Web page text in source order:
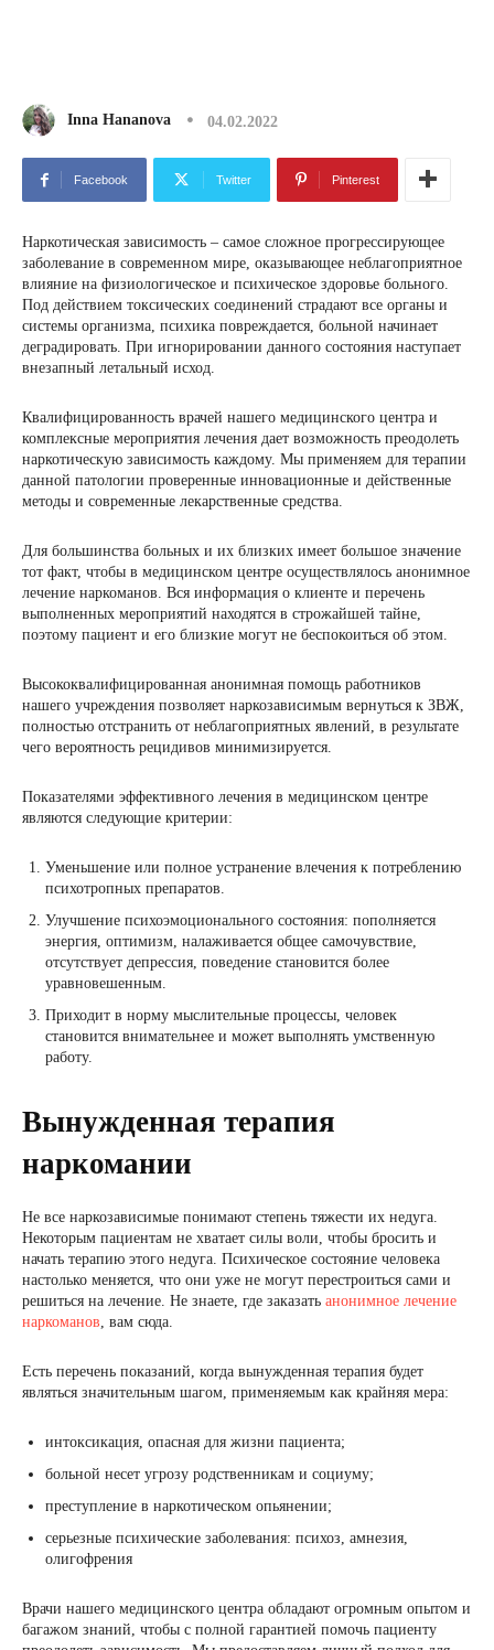
Inna Hananova 04.02.2022
Facebook Twitter Pinterest
Наркотическая зависимость – самое сложное прогрессирующее
заболевание в современном мире, оказывающее неблагоприятное
влияние на физиологическое и психическое здоровье больного.
Под действием токсических соединений страдают все органы и
системы организма, психика повреждается, больной начинает
деградировать. При игнорировании данного состояния наступает
внезапный летальный исход.
Квалифицированность врачей нашего медицинского центра и
комплексные мероприятия лечения дает возможность преодолеть
наркотическую зависимость каждому. Мы применяем для терапии
данной патологии проверенные инновационные и действенные
методы и современные лекарственные средства.
Для большинства больных и их близких имеет большое значение
тот факт, чтобы в медицинском центре осуществлялось анонимное
лечение наркоманов. Вся информация о клиенте и перечень
выполненных мероприятий находятся в строжайшей тайне,
поэтому пациент и его близкие могут не беспокоиться об этом.
Высококвалифицированная анонимная помощь работников
нашего учреждения позволяет наркозависимым вернуться к ЗВЖ,
полностью отстранить от неблагоприятных явлений, в результате
чего вероятность рецидивов минимизируется.
Показателями эффективного лечения в медицинском центре
являются следующие критерии:
Уменьшение или полное устранение влечения к потреблению
психотропных препаратов.
Улучшение психоэмоционального состояния: пополняется
энергия, оптимизм, налаживается общее самочувствие,
отсутствует депрессия, поведение становится более
уравновешенным.
Приходит в норму мыслительные процессы, человек
становится внимательнее и может выполнять умственную
работу.
Вынужденная терапия
наркомании
Не все наркозависимые понимают степень тяжести их недуга.
Некоторым пациентам не хватает силы воли, чтобы бросить и
начать терапию этого недуга. Психическое состояние человека
настолько меняется, что они уже не могут перестроиться сами и
решиться на лечение. Не знаете, где заказать анонимное лечение
наркоманов, вам сюда.
Есть перечень показаний, когда вынужденная терапия будет
являться значительным шагом, применяемым как крайняя мера:
интоксикация, опасная для жизни пациента;
больной несет угрозу родственникам и социуму;
преступление в наркотическом опьянении;
серьезные психические заболевания: психоз, амнезия,
олигофрения
Врачи нашего медицинского центра обладают огромным опытом и
багажом знаний, чтобы с полной гарантией помочь пациенту